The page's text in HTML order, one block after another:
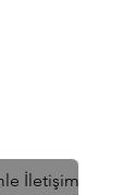
İletişime